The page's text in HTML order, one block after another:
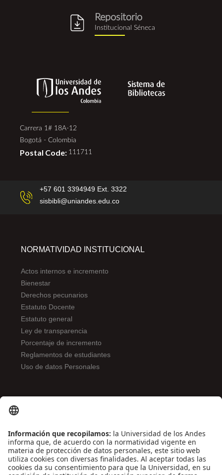
Repositorio
Institucional Séneca
Carrera 1# 18A-12
Bogotá - Colombia
Postal Code: 111711
+57 601 3394949 Ext. 3322
sisbibli@uniandes.edu.co
NORMATIVIDAD INSTITUCIONAL
Actos internos e incremento
Bienestar
Derechos pecunarios
Estatuto Docente
Estatuto general
Ley de transparencia
Porcentaje de incremento
Reglamentos de estudiantes
Uso de datos Personales
Contáctenos
Biblioguías
Preguntas frecuentes
Capacitación